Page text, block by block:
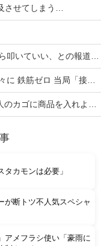
させてしまう…
も向き合ってきました」→ツッコミ殺到
けただけ」「正常で、品質問題はない」
に商品を入れようとする
れるｗｗｗｗｗｗｗｗｗ
カモンは必要」
が断トツ不人気スペシャ
アメフラシ使い「豪雨に